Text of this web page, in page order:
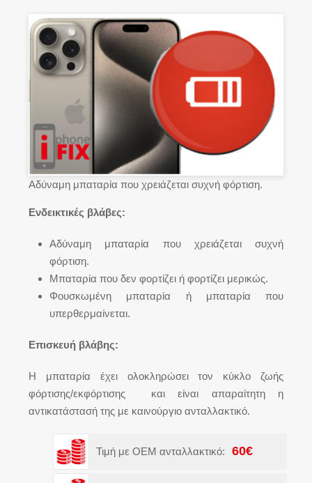
Αδύναμη μπαταρία που χρειάζεται συχνή φόρτιση.
Ενδεικτικές βλάβες:
Αδύναμη μπαταρία που χρειάζεται συχνή
φόρτιση.
Μπαταρία που δεν φορτίζει ή φορτίζει μερικώς.
Φουσκωμένη μπαταρία ή μπαταρία που
υπερθερμαίνεται.
Επισκευή βλάβης:
Η μπαταρία έχει ολοκληρώσει τον κύκλο ζωής
φόρτισης/εκφόρτισης και είναι απαραίτητη η
αντικατάστασή της με καινούργιο ανταλλακτικό.
Τιμή με OEM ανταλλακτικό: 60€